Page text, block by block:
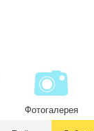
Фотогалерея